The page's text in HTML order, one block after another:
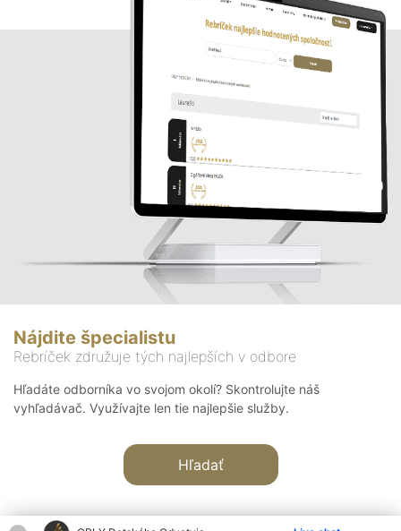
Nájdite špecialistu
Rebríček združuje tých najlepších v odbore
Hľadáte odborníka vo svojom okolí? Skontrolujte náš
vyhľadávač. Využívajte len tie najlepšie služby.
Hľadať